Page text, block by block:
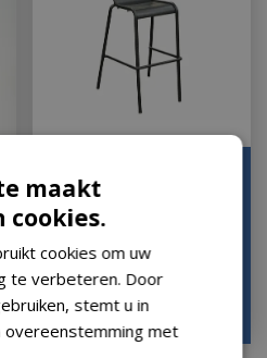
antraciet
€ 139,00
€129,00
Houd mij op de hoogte
maakt
cookies.
cookies om uw
te verbeteren. Door
stemt u in
overeenstemming met